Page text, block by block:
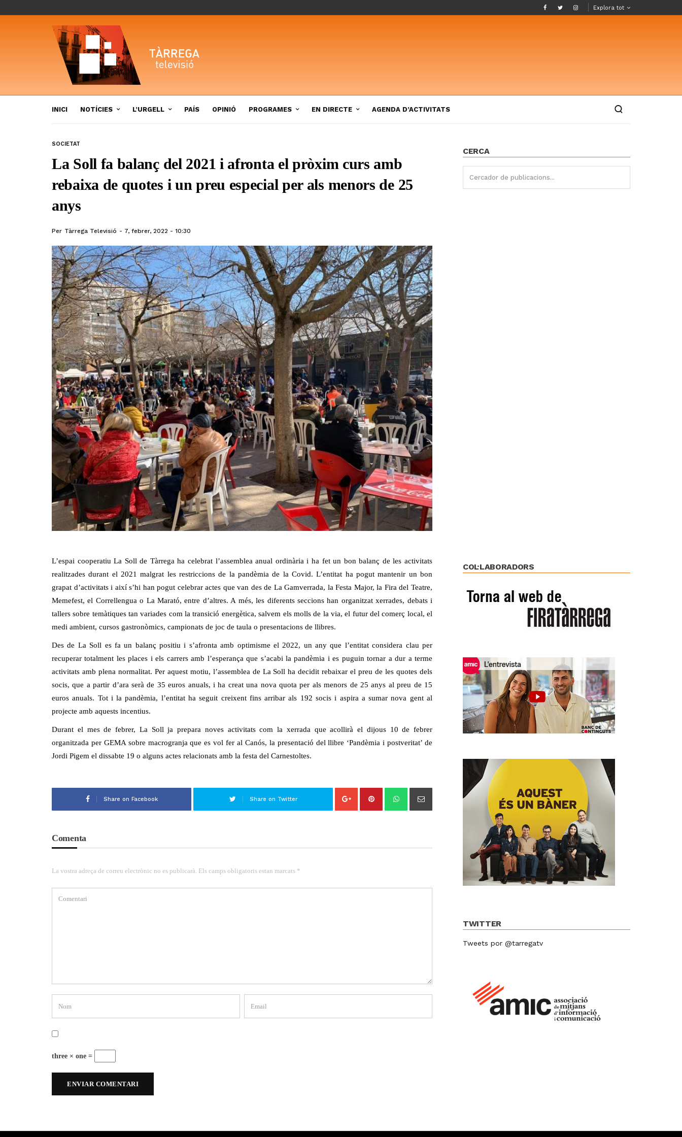
Explora tot
INICI NOTÍCIES L’URGELL PAÍS OPINIÓ PROGRAMES EN DIRECTE AGENDA D’ACTIVITATS
SOCIETAT
La Soll fa balanç del 2021 i afronta el pròxim curs amb
rebaixa de quotes i un preu especial per als menors de 25
anys
Per Tàrrega Televisió 7, febrer, 2022 - 10:30
L’espai cooperatiu La Soll de Tàrrega ha celebrat l’assemblea anual ordinària i ha fet un bon balanç de les activitats
realitzades durant el 2021 malgrat les restriccions de la pandèmia de la Covid. L’entitat ha pogut mantenir un bon
grapat d’activitats i així s’hi han pogut celebrar actes que van des de La Gamverrada, la Festa Major, la Fira del Teatre,
Memefest, el Correllengua o La Marató, entre d’altres. A més, les diferents seccions han organitzat xerrades, debats i
tallers sobre temàtiques tan variades com la transició energètica, salvem els molls de la via, el futur del comerç local, el
medi ambient, cursos gastronòmics, campionats de joc de taula o presentacions de llibres.
Des de La Soll es fa un balanç positiu i s’afronta amb optimisme el 2022, un any que l’entitat considera clau per
recuperar totalment les places i els carrers amb l’esperança que s’acabi la pandèmia i es puguin tornar a dur a terme
activitats amb plena normalitat. Per aquest motiu, l’assemblea de La Soll ha decidit rebaixar el preu de les quotes dels
socis, que a partir d’ara serà de 35 euros anuals, i ha creat una nova quota per als menors de 25 anys al preu de 15
euros anuals. Tot i la pandèmia, l’entitat ha seguit creixent fins arribar als 192 socis i aspira a sumar nova gent al
projecte amb aquests incentius.
Durant el mes de febrer, La Soll ja prepara noves activitats com la xerrada que acollirà el dijous 10 de febrer
organitzada per GEMA sobre macrogranja que es vol fer al Canós, la presentació del llibre ‘Pandèmia i postveritat’ de
Jordi Pigem el dissabte 19 o alguns actes relacionats amb la festa del Carnestoltes.
Share on Facebook Share on Twitter
Comenta
La vostra adreça de correu electrònic no es publicarà. Els camps obligatoris estan marcats *
three × one =
CERCA
COL·LABORADORS
TWITTER
Tweets por @tarregatv